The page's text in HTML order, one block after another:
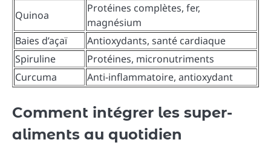
Quinoa
Protéines complètes, fer,
magnésium
Baies d’açaï
Antioxydants, santé cardiaque
Spiruline
Protéines, micronutriments
Curcuma
Anti-inflammatoire, antioxydant
Comment intégrer les super-
aliments au quotidien